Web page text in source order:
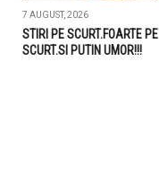
7 AUGUST, 2026
STIRI PE SCURT.FOARTE PE
SCURT.SI PUTIN UMOR!!!